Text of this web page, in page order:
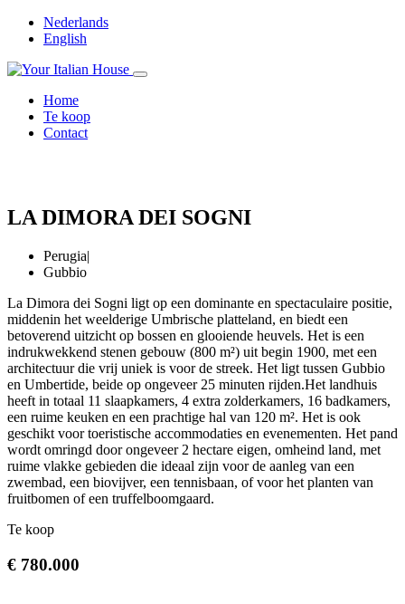
Nederlands
English
Home
Te koop
Contact
LA DIMORA DEI SOGNI
Perugia|
Gubbio
La Dimora dei Sogni ligt op een dominante en spectaculaire positie,
middenin het weelderige Umbrische platteland, en biedt een
betoverend uitzicht op bossen en glooiende heuvels. Het is een
indrukwekkend stenen gebouw (800 m²) uit begin 1900, met een
architectuur die vrij uniek is voor de streek. Het ligt tussen Gubbio
en Umbertide, beide op ongeveer 25 minuten rijden.Het landhuis
heeft in totaal 11 slaapkamers, 4 extra zolderkamers, 16 badkamers,
een ruime keuken en een prachtige hal van 120 m². Het is ook
geschikt voor toeristische accommodaties en evenementen. Het pand
wordt omringd door ongeveer 2 hectare eigen, omheind land, met
ruime vlakke gebieden die ideaal zijn voor de aanleg van een
zwembad, een biovijver, een tennisbaan, of voor het planten van
fruitbomen of een truffelboomgaard.
Te koop
€ 780.000